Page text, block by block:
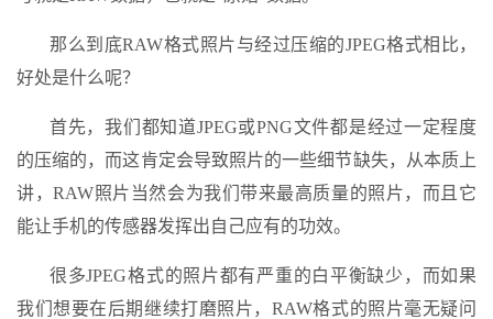
那么到底RAW格式照片与经过压缩的JPEG格式相比，
好处是什么呢？
首先，我们都知道JPEG或PNG文件都是经过一定程度
的压缩的，而这肯定会导致照片的一些细节缺失，从本质上
讲，RAW照片当然会为我们带来最高质量的照片，而且它
能让手机的传感器发挥出自己应有的功效。
很多JPEG格式的照片都有严重的白平衡缺少，而如果
我们想要在后期继续打磨照片，RAW格式的照片毫无疑问